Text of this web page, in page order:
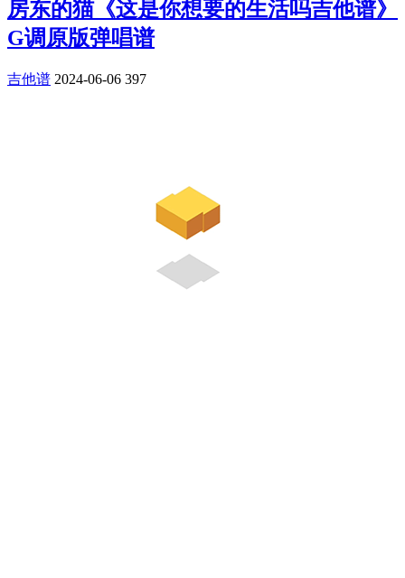
房东的猫《这是你想要的生活吗吉他谱》
G调原版弹唱谱
吉他谱 2024-06-06 397